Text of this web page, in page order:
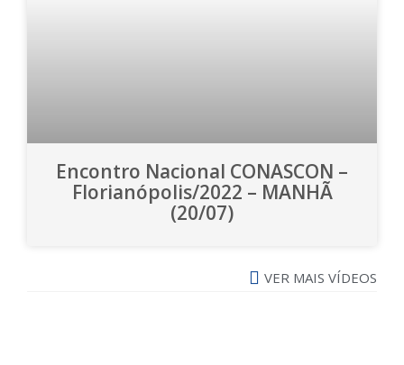
Encontro Nacional CONASCON –
Florianópolis/2022 – MANHÃ
(20/07)
VER MAIS VÍDEOS